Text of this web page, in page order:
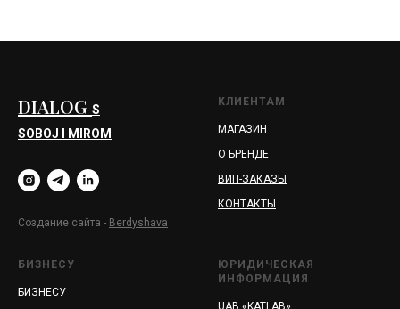
DIALOG S
SOBOJ I MIROM
Создание сайта - Berdyshava
КЛИЕНТАМ
МАГАЗИН
О БРЕНДЕ
ВИП-ЗАКАЗЫ
КОНТАКТЫ
БИЗНЕСУ
БИЗНЕСУ
ЮРИДИЧЕСКАЯ
ИНФОРМАЦИЯ
UAB «KATLAB»